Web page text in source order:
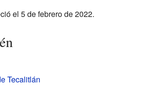
el 5 de febrero de 2022.
Tecalitlán